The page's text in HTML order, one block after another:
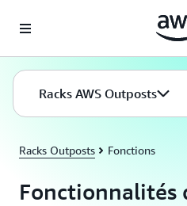
Racks AWS Outposts
Racks Outposts Fonctions
Fonctionnalités